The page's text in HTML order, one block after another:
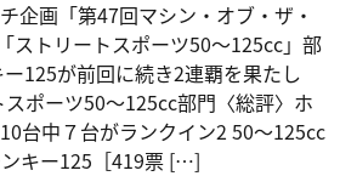
企画「第47回マシン・オブ・ザ・
ストリートスポーツ50〜125cc」部
125が前回に続き2連覇を果たし
ポーツ50〜125cc部門〈総評〉ホ
台中７台がランクイン2 50～125cc
キー125［419票 […]